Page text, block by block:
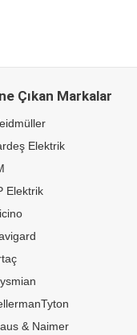
Çıkan Markalar
Elektrik
Elektrik
& Naimer